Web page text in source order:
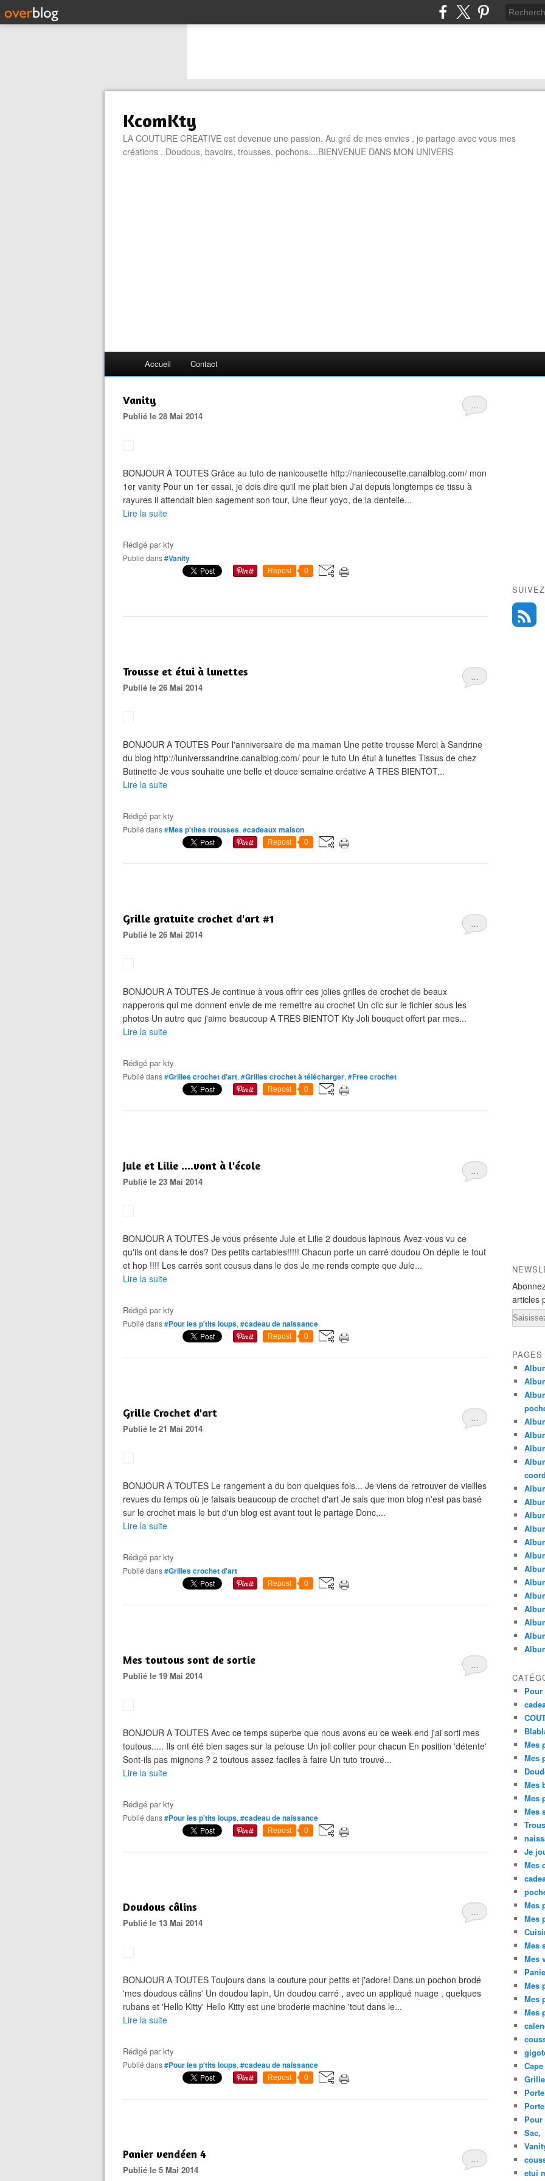
KcomKty
LA COUTURE CREATIVE est devenue une passion. Au gré de mes envies , je partage avec vous mes
créations . Doudous, bavoirs, trousses, pochons....BIENVENUE DANS MON UNIVERS
Accueil Contact
…
Vanity
Publié le 28 Mai 2014
BONJOUR A TOUTES Grâce au tuto de nanicousette http://naniecousette.canalblog.com/ mon
1er vanity Pour un 1er essai, je dois dire qu'il me plait bien J'ai depuis longtemps ce tissu à
rayures il attendait bien sagement son tour, Une fleur yoyo, de la dentelle...
Lire la suite
Rédigé parkty
Publié dans#Vanity
Repost 0
…
Trousse et étui à lunettes
Publié le 26 Mai 2014
BONJOUR A TOUTES Pour l'anniversaire de ma maman Une petite trousse Merci à Sandrine
du blog http://luniverssandrine.canalblog.com/ pour le tuto Un étui à lunettes Tissus de chez
Butinette Je vous souhaite une belle et douce semaine créative A TRES BIENTÔT...
Lire la suite
Rédigé parkty
Publié dans#Mes p'tites trousses, #cadeaux maison
Repost 0
…
Grille gratuite crochet d'art #1
Publié le 26 Mai 2014
BONJOUR A TOUTES Je continue à vous offrir ces jolies grilles de crochet de beaux
napperons qui me donnent envie de me remettre au crochet Un clic sur le fichier sous les
photos Un autre que j'aime beaucoup A TRES BIENTÔT Kty Joli bouquet offert par mes...
Lire la suite
Rédigé parkty
Publié dans#Grilles crochet d'art, #Grilles crochet à télécharger, #Free crochet
Repost 0
…
Jule et Lilie ....vont à l'école
Publié le 23 Mai 2014
BONJOUR A TOUTES Je vous présente Jule et Lilie 2 doudous lapinous Avez-vous vu ce
qu'ils ont dans le dos? Des petits cartables!!!!! Chacun porte un carré doudou On déplie le tout
et hop !!!! Les carrés sont cousus dans le dos Je me rends compte que Jule...
Lire la suite
Rédigé parkty
Publié dans#Pour les p'tits loups, #cadeau de naissance
Repost 0
…
Grille Crochet d'art
Publié le 21 Mai 2014
BONJOUR A TOUTES Le rangement a du bon quelques fois... Je viens de retrouver de vieilles
revues du temps où je faisais beaucoup de crochet d'art Je sais que mon blog n'est pas basé
sur le crochet mais le but d'un blog est avant tout le partage Donc,...
Lire la suite
Rédigé parkty
Publié dans#Grilles crochet d'art
Repost 0
…
Mes toutous sont de sortie
Publié le 19 Mai 2014
BONJOUR A TOUTES Avec ce temps superbe que nous avons eu ce week-end j'ai sorti mes
toutous..... Ils ont été bien sages sur la pelouse Un joli collier pour chacun En position 'détente'
Sont-ils pas mignons ? 2 toutous assez faciles à faire Un tuto trouvé...
Lire la suite
Rédigé parkty
Publié dans#Pour les p'tits loups, #cadeau de naissance
Repost 0
…
Doudous câlins
Publié le 13 Mai 2014
BONJOUR A TOUTES Toujours dans la couture pour petits et j'adore! Dans un pochon brodé
'mes doudous câlins' Un doudou lapin, Un doudou carré , avec un appliqué nuage , quelques
rubans et 'Hello Kitty' Hello Kitty est une broderie machine 'tout dans le...
Lire la suite
Rédigé parkty
Publié dans#Pour les p'tits loups, #cadeau de naissance
Repost 0
…
Panier vendéen 4
Publié le 5 Mai 2014
articles
Email
PAGES
Mes
Mes
Mes
Mes
Mes
Je
Mes
Mes
Mes
Mes
Mes
Mes
Mes
Mes
Sac,
etui